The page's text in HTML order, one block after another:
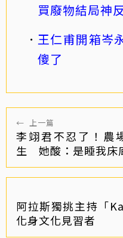
買廢物結局神
王仁甫開箱岑
傻了
← 上一篇
李翊君不忍了！農
生 她酸：是睡我床
阿拉斯獨挑主持「
化身文化見習者